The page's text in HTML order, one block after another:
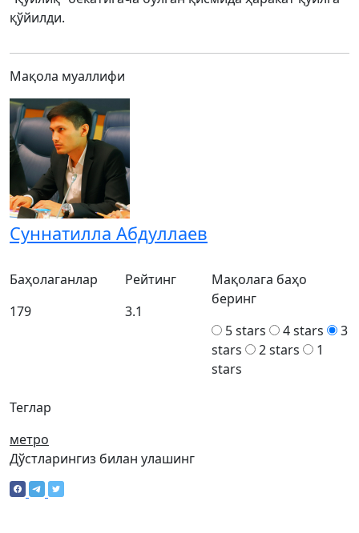
қўйилди.
Мақола муаллифи
Суннатилла Абдуллаев
Теглар
метро
Баҳолаганлар
179
Рейтинг
3.1
Мақолага баҳо
беринг
5 stars
4 stars
3
stars
2 stars
1
stars
Дўстларингиз билан улашинг